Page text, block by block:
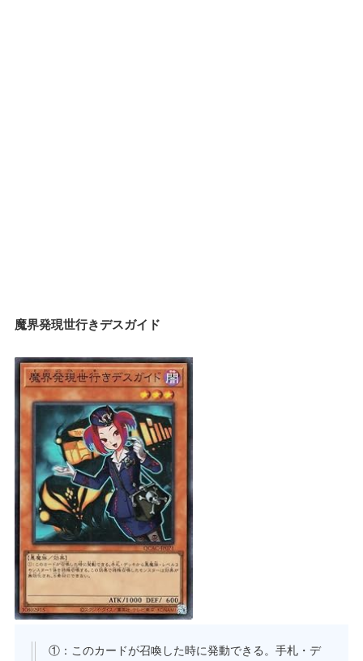
魔界発現世行きデスガイド
①：このカードが召喚した時に発動できる。手札・デ